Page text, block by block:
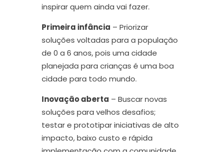
inspirar quem ainda vai fazer.
Primeira infância – Priorizar
soluções voltadas para a população
de 0 a 6 anos, pois uma cidade
planejada para crianças é uma boa
cidade para todo mundo.
Inovação aberta – Buscar novas
soluções para velhos desafios;
testar e prototipar iniciativas de alto
impacto, baixo custo e rápida